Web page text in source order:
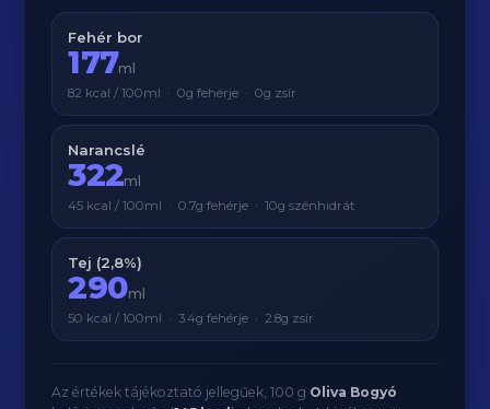
Fehér bor
177ml
82 kcal / 100ml · 0g fehérje · 0g zsír
Narancslé
322ml
45 kcal / 100ml · 0.7g fehérje · 10g szénhidrát
Tej (2,8%)
290ml
50 kcal / 100ml · 3.4g fehérje · 2.8g zsír
Az értékek tájékoztató jellegűek, 100 g Oliva Bogyó